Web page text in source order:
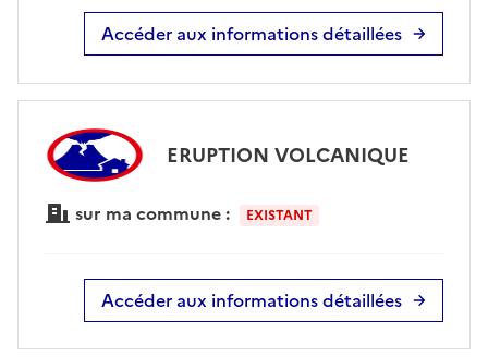
Accéder aux informations détaillées
ERUPTION VOLCANIQUE
sur ma commune : EXISTANT
Accéder aux informations détaillées